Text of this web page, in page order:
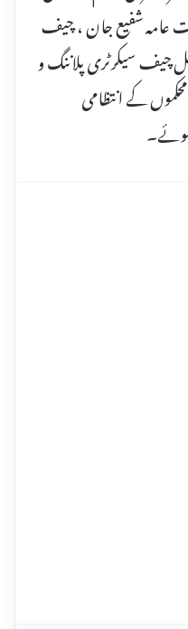
عامہ شفیع جان ، چیف
چیف سیکرٹری پلاننگ و
کے انتظامی